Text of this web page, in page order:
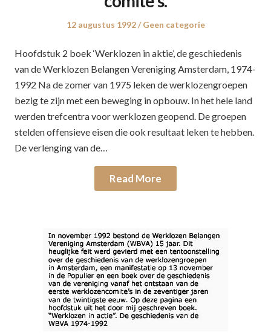
Posted
12 augustus 1992
Posted
Geen categorie
Hoofdstuk 2 boek ‘Werklozen in aktie’, de geschiedenis
van de Werklozen Belangen Vereniging Amsterdam, 1974-
1992 Na de zomer van 1975 leken de werklozengroepen
bezig te zijn met een beweging in opbouw. In het hele land
werden trefcentra voor werklozen geopend. De groepen
stelden offensieve eisen die ook resultaat leken te hebben.
De verlenging van de…
Read More